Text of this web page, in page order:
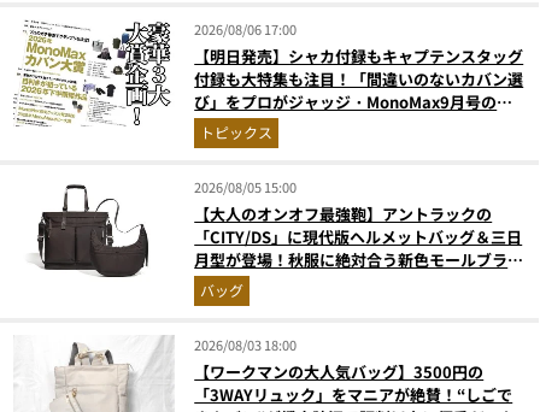
2026/08/06 17:00
【明日発売】シャカ付録もキャプテンスタッグ
付録も大特集も注目！「間違いのないカバン選
び」をプロがジャッジ・MonoMax9月号の目
次を公開
トピックス
2026/08/05 15:00
【大人のオンオフ最強鞄】アントラックの
「CITY/DS」に現代版ヘルメットバッグ＆三日
月型が登場！秋服に絶対合う新色モールブラウ
ンが傑作
バッグ
2026/08/03 18:00
【ワークマンの大人気バッグ】3500円の
「3WAYリュック」をマニアが絶賛！“しごで